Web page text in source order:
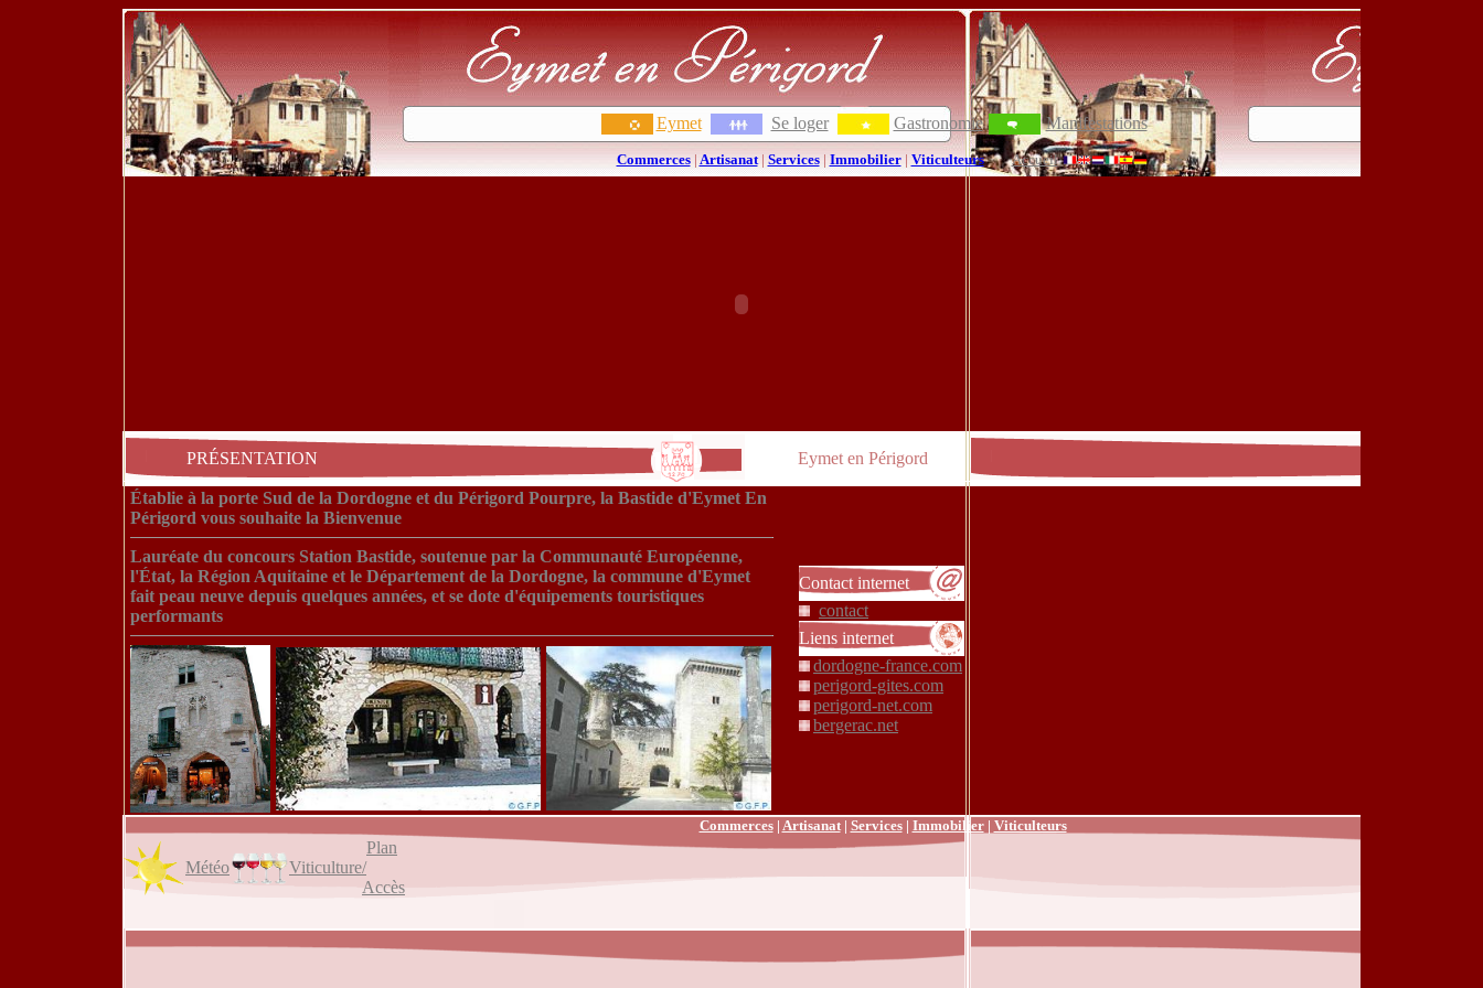
Eymet Se loger Gastronomie Manifestations
Commerces| Artisanat | Services | Immobilier| Viticulteurs Accueil
PRÉSENTATION Eymet en Périgord
Établie à la porte Sud de la Dordogne et du Périgord Pourpre, la Bastide d'Eymet En
Périgord vous souhaite la Bienvenue
Lauréate du concours Station Bastide, soutenue par la Communauté Européenne,
l'État, la Région Aquitaine et le Département de la Dordogne, la commune d'Eymet
fait peau neuve depuis quelques années, et se dote d'équipements touristiques
performants
Contact internet
contact
Liens internet
dordogne-france.com
perigord-gites.com
perigord-net.com
bergerac.net
Commerces| Artisanat| Services| Immobilier| Viticulteurs
Météo Viticulture
Plan
/
Accès